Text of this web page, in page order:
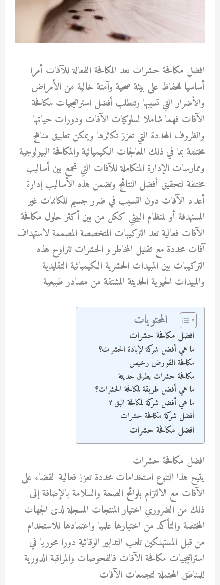
افضل مكافحة حشرات تعد المكافحة الفعالة للآفات أمرا
أساسيا للحفاظ على بيئة صحية وآمنة خالية من الأمراض
والأضرار التي تسببها وتتطلب أفضل استراتيجيات مكافحة
الآفات فهما شاملا لسلوكيات الآفات ودورات حياتها
والظروف المحددة التي تعزز تكاثرها ويمكن تطبيق مناهج
مختلفة بما في ذلك المعالجات الكيميائية والمكافحة البيولوجية
وممارسات الإدارة المتكاملة للآفات التي تجمع بين أساليب
مختلفة لتحقيق أفضل النتائج وتضمن هذه الأساليب إدارة
أعداد الآفات دون التسبب في ضرر جسيم للكائنات غير
المستهدفة أو للنظام البيئي ككل من بين أكثر حلول مكافحة
الآفات فعالية تعد التركيبات المتخصصة المصممة لاستهداف
آفات محددة مع تقليل المخاطر و الحشرات تتراوح هذه
التركيبات بين المبيدات الحشرية الكيميائية التقليدية
والمبيدات الحيوية الحديثة المشتقة من مصادر طبيعية
المحتويات
افضل مكافحة حشرات
ما هي أفضل شركة لإبادة الحشرات؟
مكافحة القوارض رخيص
مكافحة حشرات بطرق حديثة
ما هي أفضل طريقة لمكافحة الحشرات؟
ما هي أفضل شركة لمكافحة البق ؟
أفضل شركة مكافحة حشرات
افضل مكافحة حشرات
افضل مكافحة حشرات
يتيح هذا التنوع استخدامات محددة تعزز فعالية القضاء على
الآفات مع الالتزام بلوائح الصحة والسلامة بالإضافة إلى
ذلك من الضروري اختيار المنتجات المسجلة لدى الجهات
المختصة والتأكد من اختبارها علميا واعتمادها للاستخدام
من قبل المستهلكين تلعب التدابير الوقائية دورا محوريا في
استراتيجيات مكافحة الآفات فالفحوصات والمراقبة الدورية
للمناطق المحتملة لتجمعات الآفات